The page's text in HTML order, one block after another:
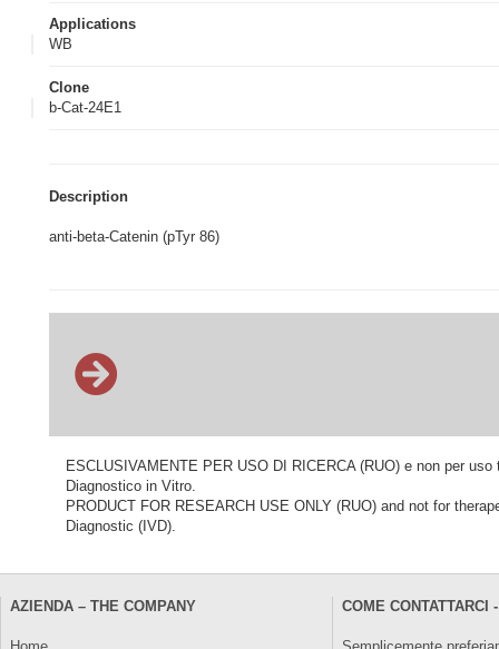
Applications
WB
Clone
b-Cat-24E1
Description
anti-beta-Catenin (pTyr 86)
ESCLUSIVAMENTE PER USO DI RICERCA (RUO) e non per
Diagnostico in Vitro.
PRODUCT FOR RESEARCH USE ONLY (RUO) and not for
Diagnostic (IVD).
AZIENDA – THE COMPANY COME CONTATTARCI